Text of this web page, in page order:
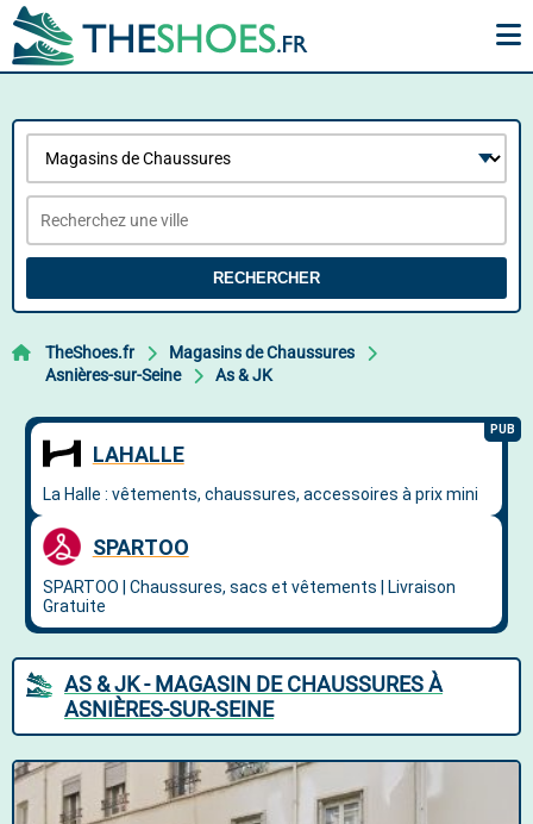
RECHERCHER
TheShoes.fr
Magasins de Chaussures
Asnières-sur-Seine
As & JK
AS & JK - MAGASIN DE CHAUSSURES À
ASNIÈRES-SUR-SEINE